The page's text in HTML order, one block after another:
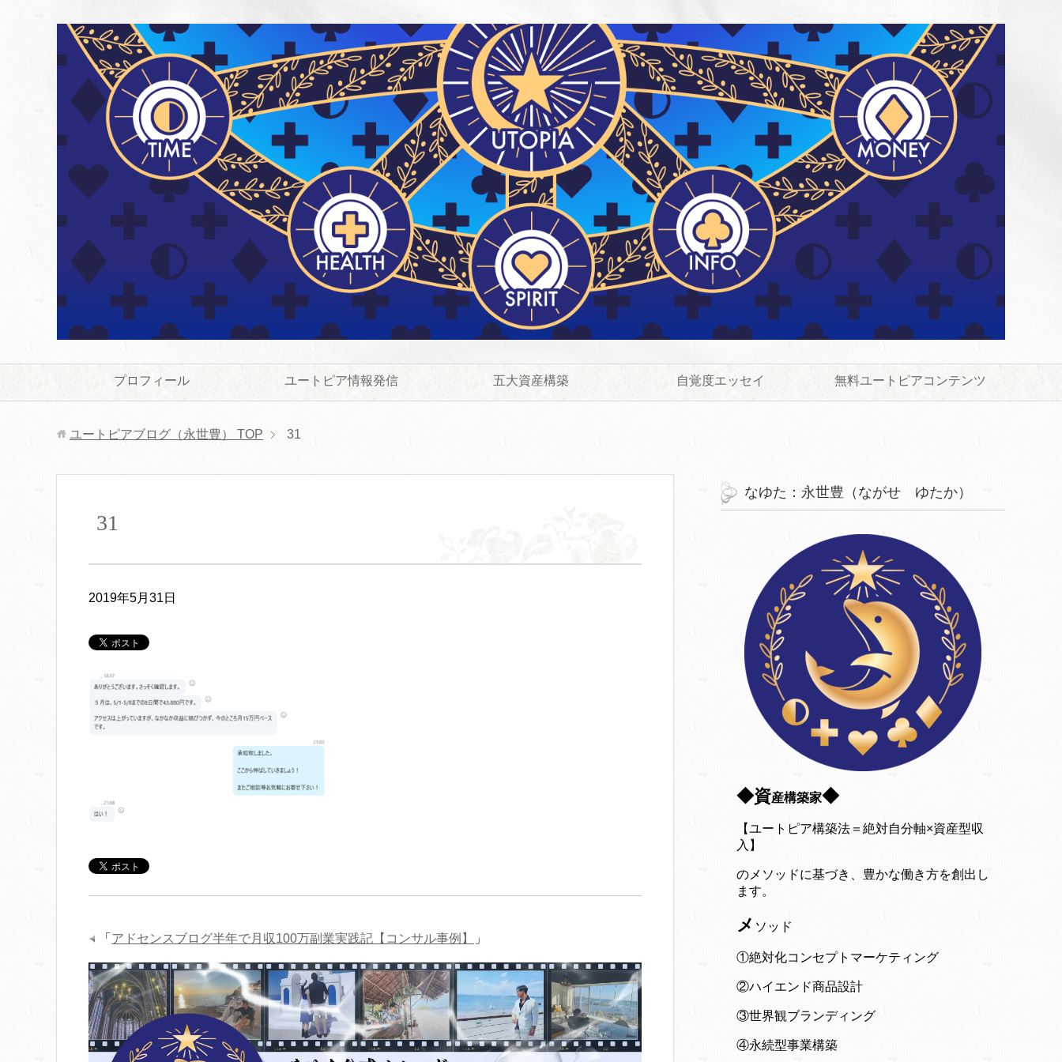
プロフィール ユートピア情報発信 五大資産構築 自覚度エッセイ 無料ユートピアコンテンツ
ユートピアブログ（永世豊） TOP 31
31
2019年5月31日
「 アドセンスブログ半年で月収100万副業実践記【コンサル事例】 」
なゆた：永世豊（ながせ ゆたか）
◆資産構築家◆
【ユートピア構築法＝絶対自分軸×資産型収
入】
のメソッドに基づき、豊かな働き方を創出し
ます。
メ ソッド
①絶対化コンセプトマーケティング
②ハイエンド商品設計
③世界観ブランディング
④永続型事業構築